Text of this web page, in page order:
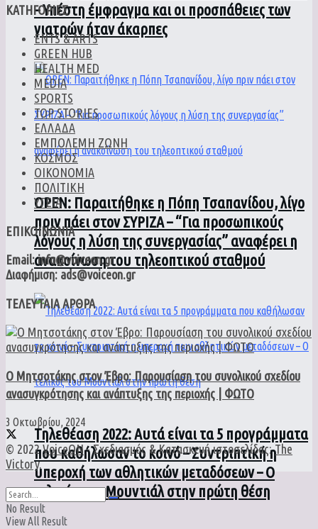
– Υπέστη έμφραγμα και οι προσπάθειες των
γιατρών ήταν άκαρπες
ΟPEN: Παραιτήθηκε η Πόπη Τσαπανίδου, λίγο
πριν πάει στον ΣΥΡΙΖΑ – “Για προσωπικούς
λόγους η λύση της συνεργασίας” αναφέρει η
ανακοίνωση του τηλεοπτικού σταθμού
Τηλεθέαση 2022: Αυτά είναι τα 5 προγράμματα
που καθήλωσαν το κοινό – Συντριπτική η
υπεροχή των αθλητικών μεταδόσεων – Ο
τελικός του Μουντιάλ στην πρώτη θέση
ΚΑΤΗΓΟΡΙΕΣ
ENTS & ARTS
GREEN HUB
HEALTH MED
MEDIA
SPORTS
TOP STORIES
ΕΛΛΑΔΑ
ΕΜΠΟΛΕΜΗ ΖΩΝΗ
ΚΟΣΜΟΣ
ΟΙΚΟΝΟΜΙΑ
ΠΟΛΙΤΙΚΗ
ΥΓΕΙΑ
ΕΠΙΚΟΙΝΩΝΙΑ
Email: info@voiceon.gr
Διαφήμιση: ads@voiceon.gr
ΤΕΛΕΥΤΑΙΑ ΑΡΘΡΑ
Ο Μητσοτάκης στον Έβρο: Παρουσίαση του συνολικού σχεδίου
ανασυγκρότησης και ανάπτυξης της περιοχής | ΦΩΤΟ
3 Οκτωβρίου, 2024
© 2022VoiceON- Σχεδιασμός & Κατασκευή ιστοσελίδας:The
Victory.
No Result
View All Result